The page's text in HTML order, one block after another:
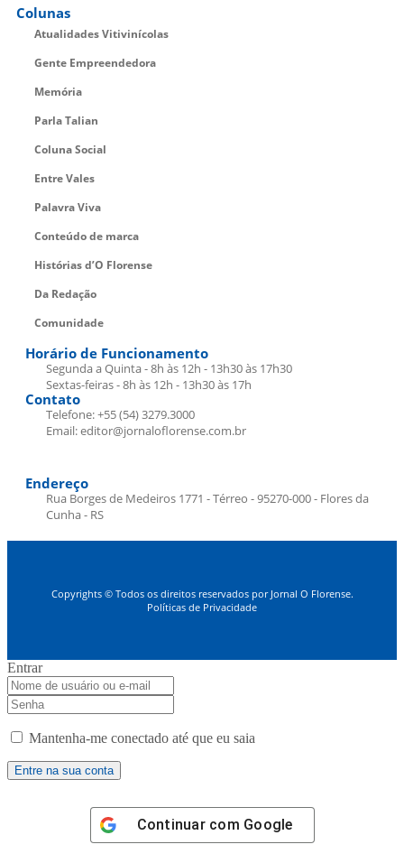
Colunas
Atualidades Vitivinícolas
Gente Empreendedora
Memória
Parla Talian
Coluna Social
Entre Vales
Palavra Viva
Conteúdo de marca
Histórias d’O Florense
Da Redação
Comunidade
Horário de Funcionamento
Segunda a Quinta - 8h às 12h - 13h30 às 17h30
Sextas-feiras - 8h às 12h - 13h30 às 17h
Contato
Telefone: +55 (54) 3279.3000
Email: editor@jornaloflorense.com.br
Endereço
Rua Borges de Medeiros 1771 - Térreo - 95270-000 - Flores da
Cunha - RS
Copyrights © Todos os direitos reservados por Jornal O Florense.
Políticas de Privacidade
Entrar
Mantenha-me conectado até que eu saia
Continuar com Google